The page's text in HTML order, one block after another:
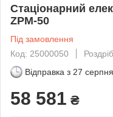
Стаціонарний
ZPM-50
Під замовлення
Код: 25000050
Роздріб
Відправка з 27
58 581 ₴